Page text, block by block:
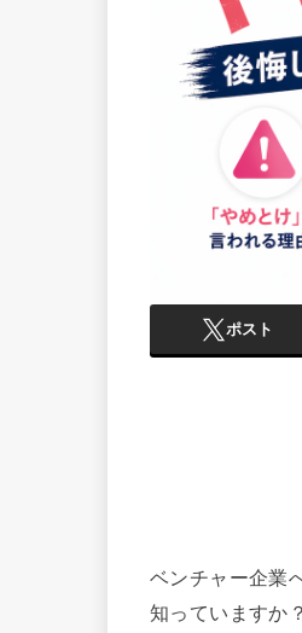
ポスト
ベンチャー企業
知っていますか？